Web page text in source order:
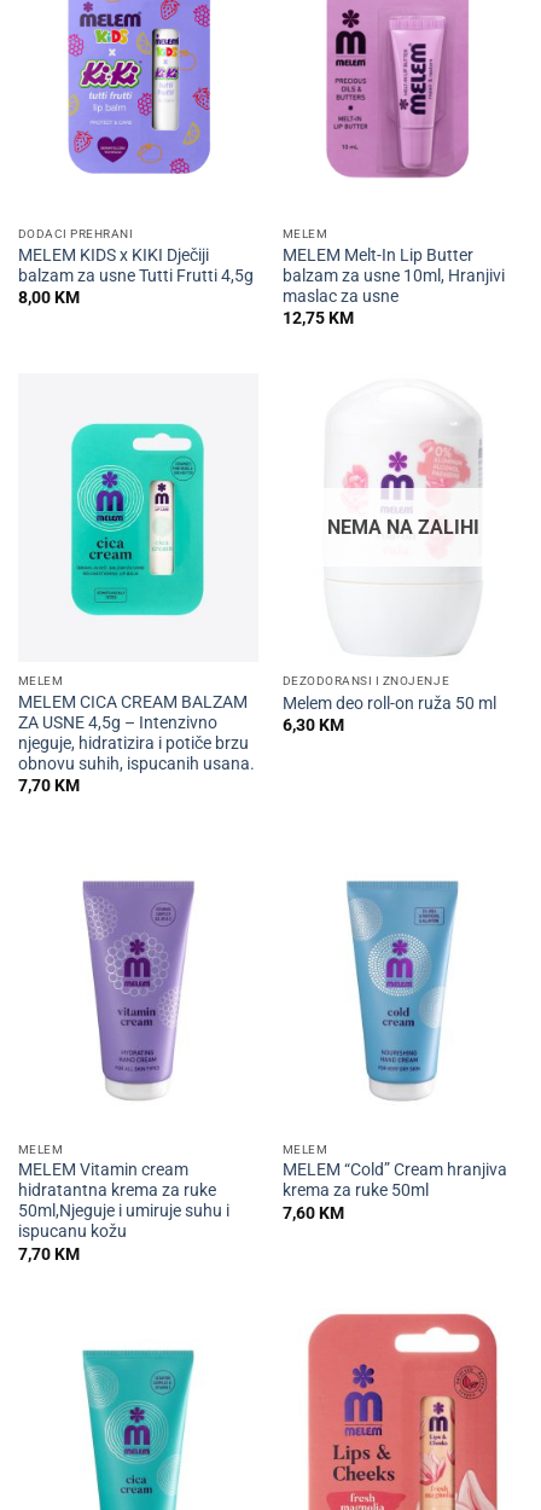
DODACI PREHRANI
MELEM KIDS x KIKI Dječiji
balzam za usne Tutti Frutti 4,5g
8,00KM
MELEM
MELEM Melt-In Lip Butter
balzam za usne 10ml, Hranjivi
maslac za usne
12,75KM
MELEM
MELEM CICA CREAM BALZAM
ZA USNE 4,5g – Intenzivno
njeguje, hidratizira i potiče brzu
obnovu suhih, ispucanih usana.
7,70KM
NEMA NA ZALIHI
DEZODORANSI I ZNOJENJE
Melem deo roll-on ruža 50 ml
6,30KM
MELEM
MELEM Vitamin cream
hidratantna krema za ruke
50ml,Njeguje i umiruje suhu i
ispucanu kožu
7,70KM
MELEM
MELEM “Cold” Cream hranjiva
krema za ruke 50ml
7,60KM